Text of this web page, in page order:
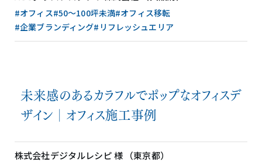
#オフィス#50〜100坪未満#オフィス移転
#企業ブランディング#リフレッシュエリア
未来感のあるカラフルでポップなオフィスデ
ザイン│オフィス施工事例
株式会社デジタルレシピ 様 （東京都）